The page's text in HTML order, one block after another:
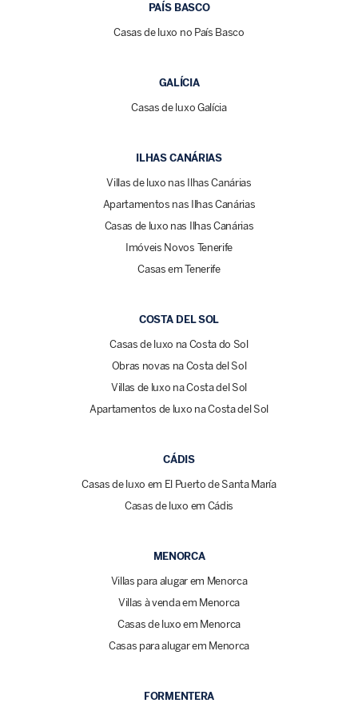
PAÍS BASCO
Casas de luxo no País Basco
GALÍCIA
Casas de luxo Galícia
ILHAS CANÁRIAS
Villas de luxo nas Ilhas Canárias
Apartamentos nas Ilhas Canárias
Casas de luxo nas Ilhas Canárias
Imóveis Novos Tenerife
Casas em Tenerife
COSTA DEL SOL
Casas de luxo na Costa do Sol
Obras novas na Costa del Sol
Villas de luxo na Costa del Sol
Apartamentos de luxo na Costa del Sol
CÁDIS
Casas de luxo em El Puerto de Santa María
Casas de luxo em Cádis
MENORCA
Villas para alugar em Menorca
Villas à venda em Menorca
Casas de luxo em Menorca
Casas para alugar em Menorca
FORMENTERA